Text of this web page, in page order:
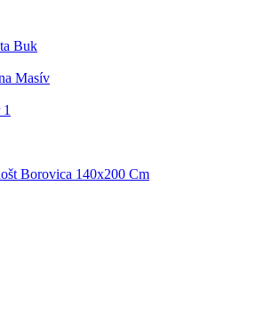
Buk
Masív
Borovica 140x200 Cm